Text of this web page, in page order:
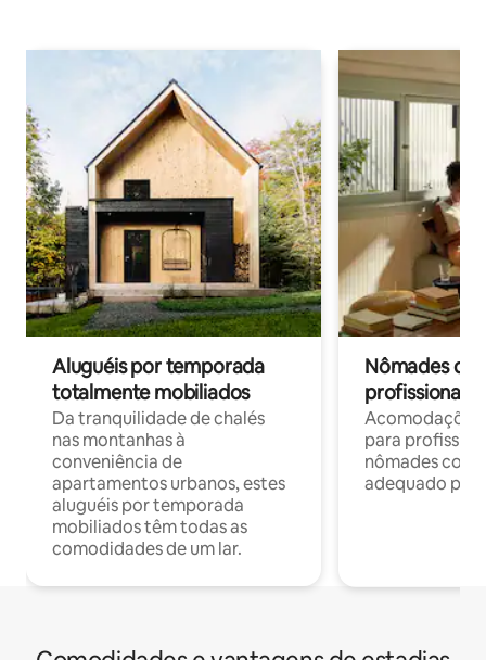
Aluguéis por temporada
totalmente mobiliados
Da tranquilidade de chalés
nas montanhas à
conveniência de
apartamentos urbanos, estes
aluguéis por temporada
mobiliados têm todas as
comodidades de um lar.
Nômades
profissionais
para
nômades com
adequado